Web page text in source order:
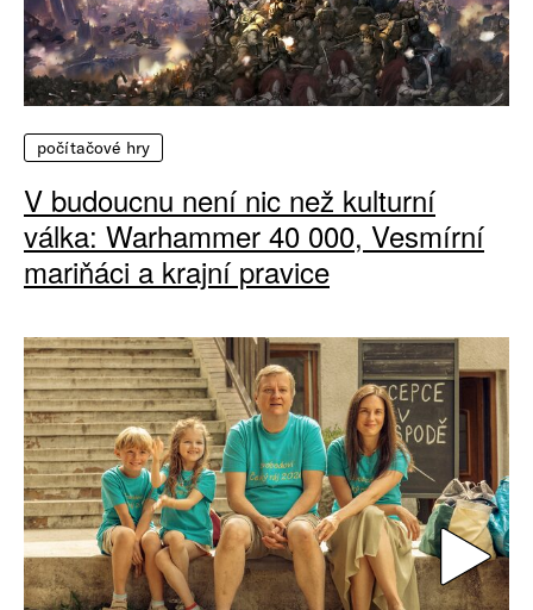
počítačové hry
V budoucnu není nic než kulturní
válka: Warhammer 40 000, Vesmírní
mariňáci a krajní pravice